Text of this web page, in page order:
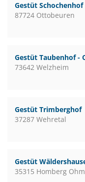
Gestüt Schochenhof
87724 Ottobeuren
Gestüt Taubenhof -
73642 Welzheim
Gestüt Trimberghof
37287 Wehretal
Gestüt
35315 Homberg Ohm